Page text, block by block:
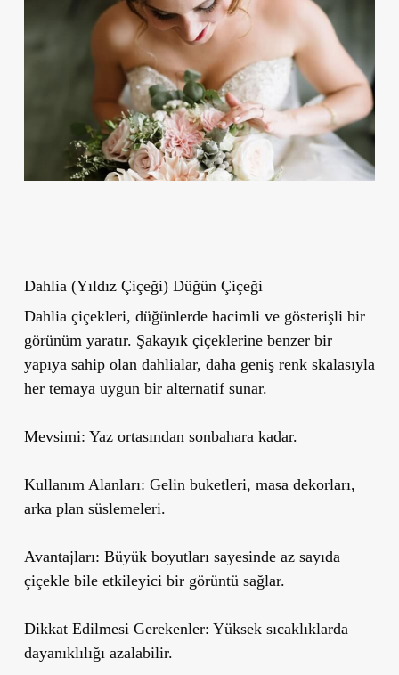
Dahlia (Yıldız Çiçeği) Düğün Çiçeği
Dahlia çiçekleri, düğünlerde hacimli ve gösterişli bir
görünüm yaratır. Şakayık çiçeklerine benzer bir
yapıya sahip olan dahlialar, daha geniş renk skalasıyla
her temaya uygun bir alternatif sunar.
Mevsimi: Yaz ortasından sonbahara kadar.
Kullanım Alanları: Gelin buketleri, masa dekorları,
arka plan süslemeleri.
Avantajları: Büyük boyutları sayesinde az sayıda
çiçekle bile etkileyici bir görüntü sağlar.
Dikkat Edilmesi Gerekenler: Yüksek sıcaklıklarda
dayanıklılığı azalabilir.